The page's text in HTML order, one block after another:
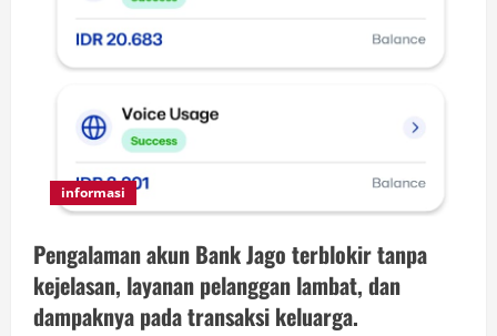
informasi
Pengalaman akun Bank Jago terblokir tanpa
kejelasan, layanan pelanggan lambat, dan
dampaknya pada transaksi keluarga.